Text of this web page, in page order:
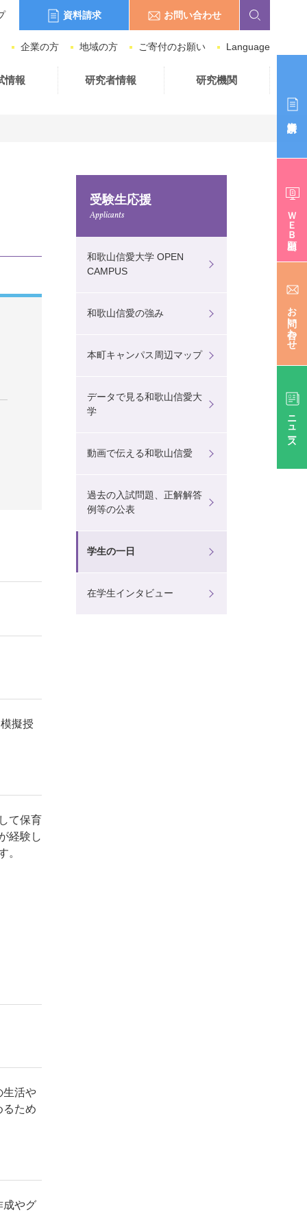
ＷＥＢ出願
お問い合わせ
ニュース
資料請求 お問い合わせ
企業の方 地域の方 ご寄付のお願い Language
情報 研究者情報 研究機関
擬授
て保育
経験し
。
生活や
るため
成やグ
受験生応援
Applicants
和歌山信愛大学 OPEN
CAMPUS
和歌山信愛の強み
本町キャンパス周辺マップ
データで見る和歌山信愛大
学
動画で伝える和歌山信愛
過去の入試問題、正解解答
例等の公表
学生の一日
在学生インタビュー